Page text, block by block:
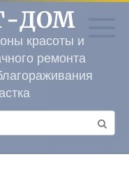
ДОМ
красоты и
ремонта